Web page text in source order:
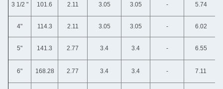
3 1/2 " 101.6 2.11 3.05 3.05 - 5.74
4" 114.3 2.11 3.05 3.05 - 6.02
5" 141.3 2.77 3.4 3.4 - 6.55
6" 168.28 2.77 3.4 3.4 - 7.11